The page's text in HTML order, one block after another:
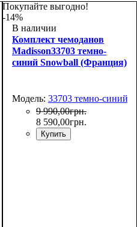
Покупайте выгодно!
-14%
В наличии
Комплект чемоданов
Madisson33703 темно-
синий Snowball (Франция)
Модель: 33703 темно-синий
9 990,00грн.
8 590,00грн.
Купить